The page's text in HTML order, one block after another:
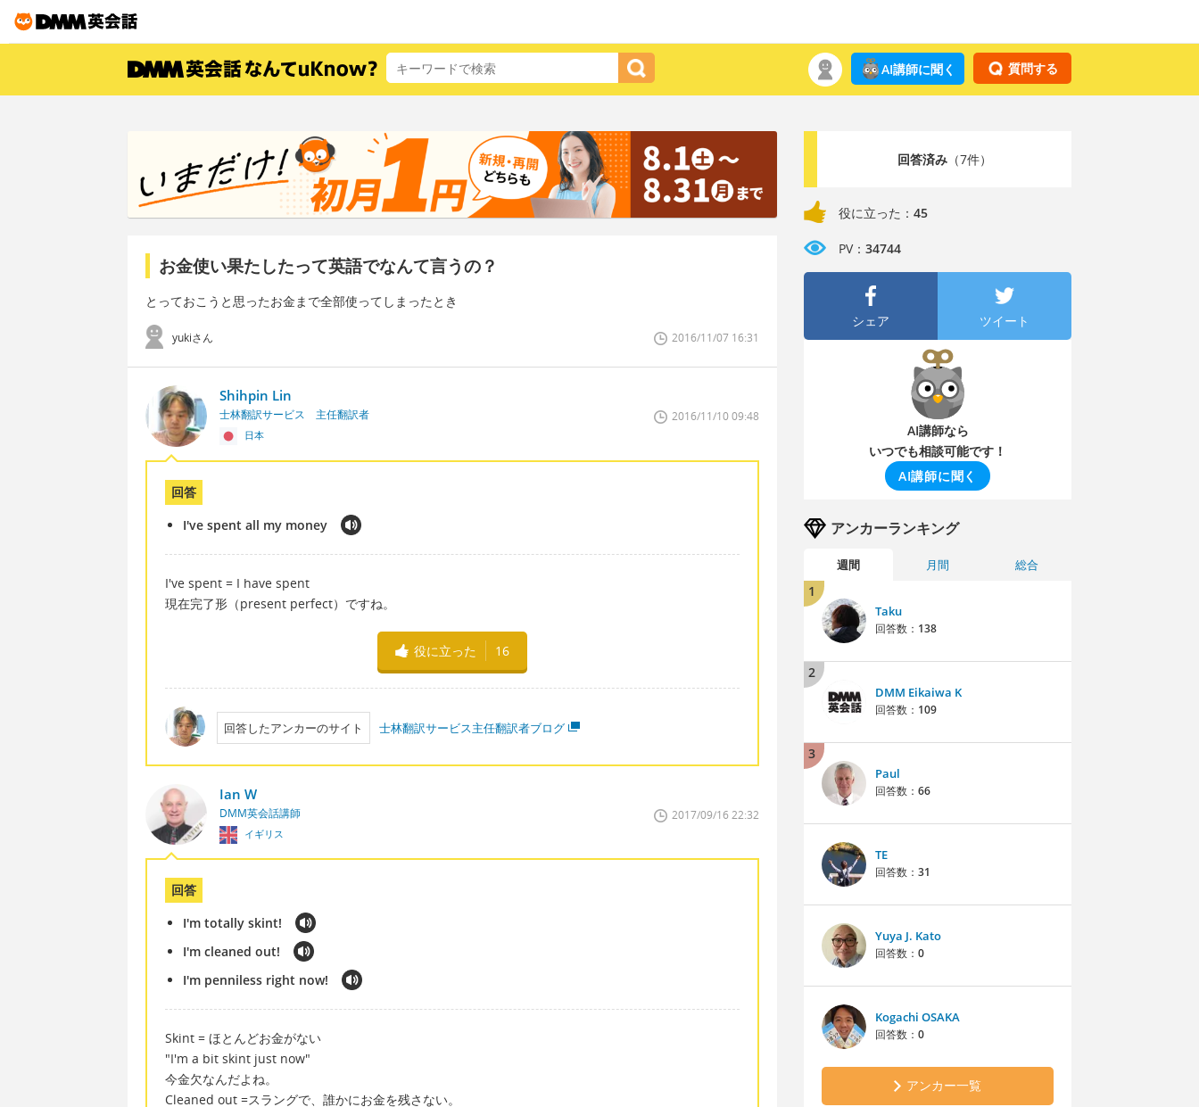
質問する
AI講師に聞く
お金使い果たしたって英語でなんて言うの？
とっておこうと思ったお金まで全部使ってしまったとき
yukiさん 2016/11/07 16:31
Shihpin Lin
士林翻訳サービス 主任翻訳者
日本
2016/11/10 09:48
回答
I've spent all my money
I've spent = I have spent
現在完了形（present perfect）ですね。
役に立った 16
回答したアンカーのサイト 士林翻訳サービス主任翻訳者ブログ
Ian W
DMM英会話講師
イギリス
2017/09/16 22:32
回答
I'm totally skint!
I'm cleaned out!
I'm penniless right now!
Skint = ほとんどお金がない
"I'm a bit skint just now"
今金欠なんだよね。
Cleaned out =スラングで、誰かにお金を残さない。
回答済み（7件）
役に立った： 45
PV： 34744
シェア ツイート
AI講師なら
いつでも相談可能です！
AI講師に聞く
アンカーランキング
週間 月間 総合
1
Taku
回答数： 138
2
DMM Eikaiwa K
回答数： 109
3
Paul
回答数： 66
TE
回答数： 31
Yuya J. Kato
回答数： 0
Kogachi OSAKA
回答数： 0
アンカー一覧